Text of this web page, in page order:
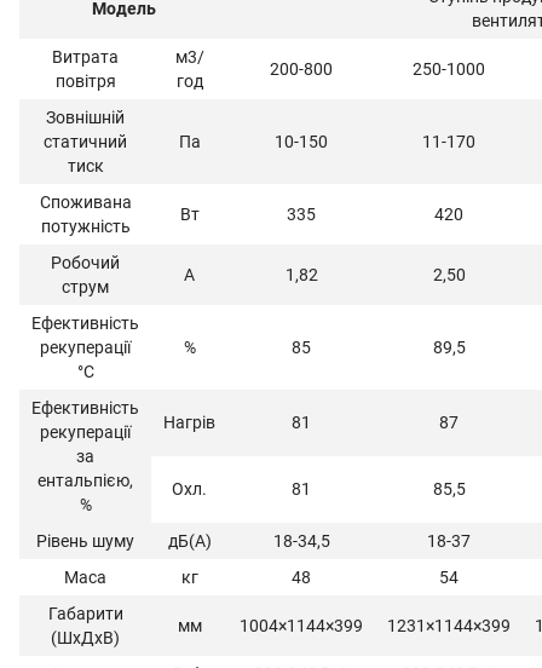
Модель
Витрата
повітря
м3/
год
200-800 250-1000
Зовнішній
статичний
тиск
Па 10-150 11-170
Споживана
потужність
Вт 335 420
Робочий
струм
А 1,82 2,50
Ефективність
рекуперації
°С
% 85 89,5
Ефективність
рекуперації
за
ентальпією,
%
Нагрів 81 87
Охл. 81 85,5
Рівень шуму дБ(А) 18-34,5
18-37
Маса
кг 48
54
Габарити
(ШхДхВ)
мм 1004×1144×399 1231×1144×399